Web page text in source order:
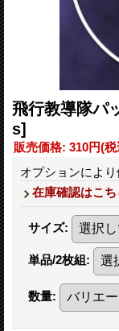
飛行教導隊パ
s]
販売価格: 310円(税
オプションにより
在庫確認はこち
サイズ:
単品/2枚組:
数量: